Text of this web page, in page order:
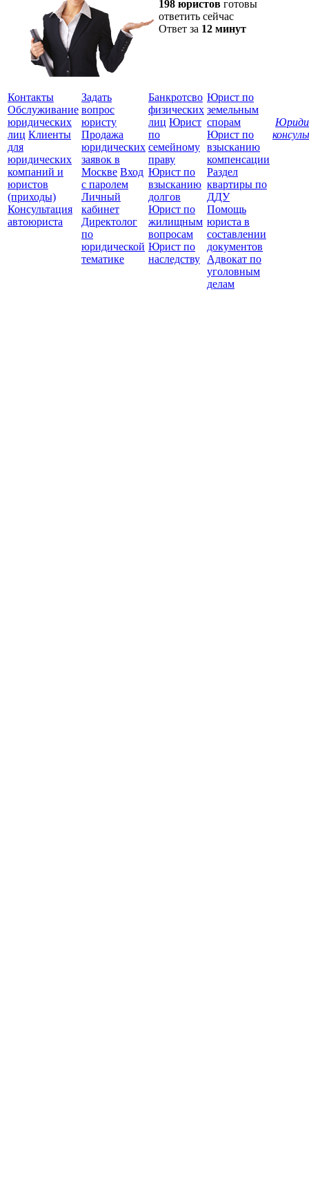
198 юристов готовы
ответить сейчас
Ответ за 12 минут
Контакты
Обслуживание
юридических
лиц Клиенты
для
юридических
компаний и
юристов
(приходы)
Консультация
автоюриста
Задать
вопрос
юристу
Продажа
юридических
заявок в
Москве Вход
с паролем
Личный
кабинет
Директолог
по
юридической
тематике
Банкротсво
физических
лиц Юрист
по
семейному
праву
Юрист по
взысканию
долгов
Юрист по
жилищным
вопросам
Юрист по
наследству
Юрист по
земельным
спорам
Юрист по
взысканию
компенсации
Раздел
квартиры по
ДДУ
Помощь
юриста в
составлении
документов
Адвокат по
уголовным
делам